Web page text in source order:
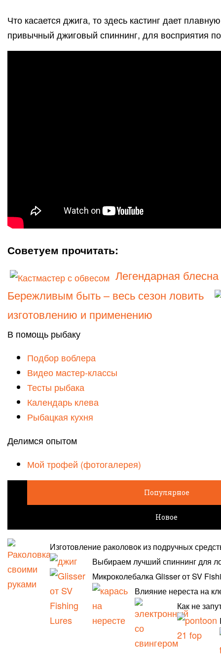
Что касается джига, то здесь кастинг дает
привычный джиговый спиннинг, для восприятия
Советуем прочитать:
Легендарная
Бережливым быть – весь сезон ловить
изготовлению и применению
В помощь рыбаку
Подбор воблера
Видео мастер-классы
Тесты рыбака
Календарь клева
Рыбацкая кухня
Делимся опытом
Мой трофей (фотогалерея)
Популярное
Новое
Изготовление раколовок из подручных
Выбираем лучший спиннинг для
Микроколебалка Glisser от SV
Влияние нереста на
Как не